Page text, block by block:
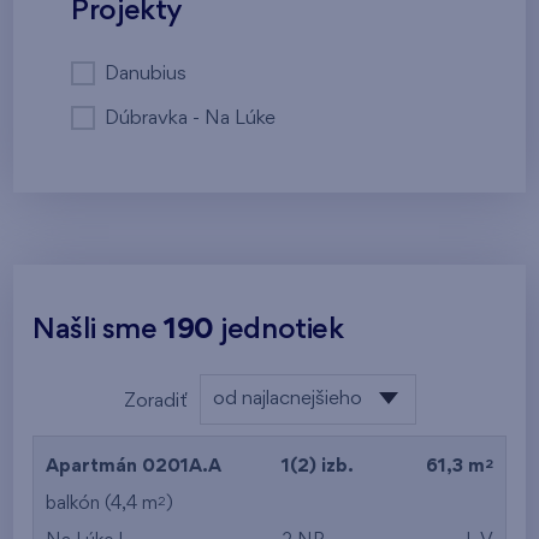
Projekty
Danubius
Dúbravka - Na Lúke
Našli sme 190 jednotiek
Zoradiť od najlacnejšieho
Apartmán 0201A.A 1(2) izb. 61,3 m 2
balkón (4,4 m2 )